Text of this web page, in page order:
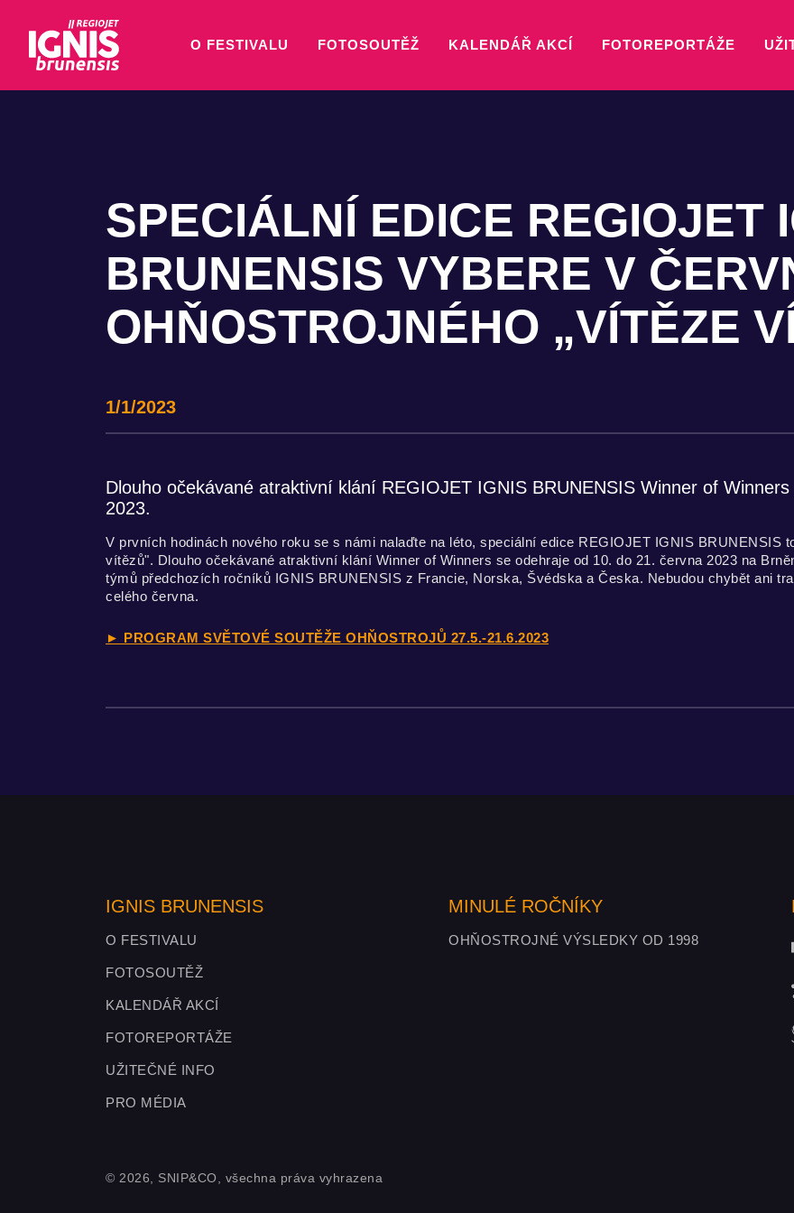
O FESTIVALU FOTOSOUTĚŽ KALENDÁŘ AKCÍ FOTOREPORTÁŽE
SPECIÁLNÍ EDICE REGIOJET
BRUNENSIS VYBERE V
OHŇOSTROJNÉHO „VÍTĚZE
1/1/2023
Dlouho očekávané atraktivní klání REGIOJET IGNIS BRUNENSIS Winner of
2023.
V prvních hodinách nového roku se s námi nalaďte na léto, speciální edice REGIOJET IGNIS BRUNENSIS
vítězů". Dlouho očekávané atraktivní klání Winner of Winners se odehraje od 10. do 21. června 2023 na
týmů předchozích ročníků IGNIS BRUNENSIS z Francie, Norska, Švédska a Česka. Nebudou chybět ani
celého června.
► PROGRAM SVĚTOVÉ SOUTĚŽE OHŇOSTROJŮ 27.5.-21.6.2023
IGNIS BRUNENSIS
O FESTIVALU
FOTOSOUTĚŽ
KALENDÁŘ AKCÍ
FOTOREPORTÁŽE
UŽITEČNÉ INFO
PRO MÉDIA
MINULÉ ROČNÍKY
OHŇOSTROJNÉ VÝSLEDKY OD 1998
© 2026, SNIP&CO, všechna práva vyhrazena